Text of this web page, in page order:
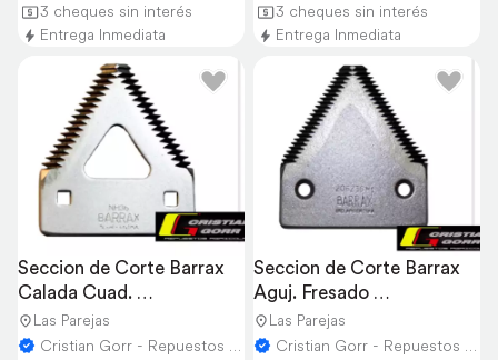
3 cheques sin interés
Entrega Inmediata
3 cheques sin interés
Entrega Inmediata
Seccion de Corte Barrax
Calada Cuad.
Cosechadora Newholland
Las Parejas
Cristian Gorr - Repuestos Agricolas
Seccion de Corte Barrax
Aguj. Fresado
Cosechadora Newholland
Las Parejas
Cristian Gorr - Repuestos Agricolas